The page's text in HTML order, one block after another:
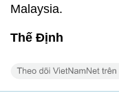
Malaysia.
Thế Định